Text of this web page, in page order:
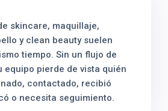
skincare, maquillaje,
y clean beauty suelen
tiempo. Sin un flujo de
equipo pierde de vista quién
contactado, recibió
o necesita seguimiento.